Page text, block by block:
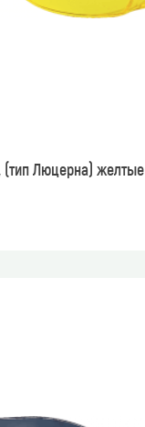
Люцерна) желтые